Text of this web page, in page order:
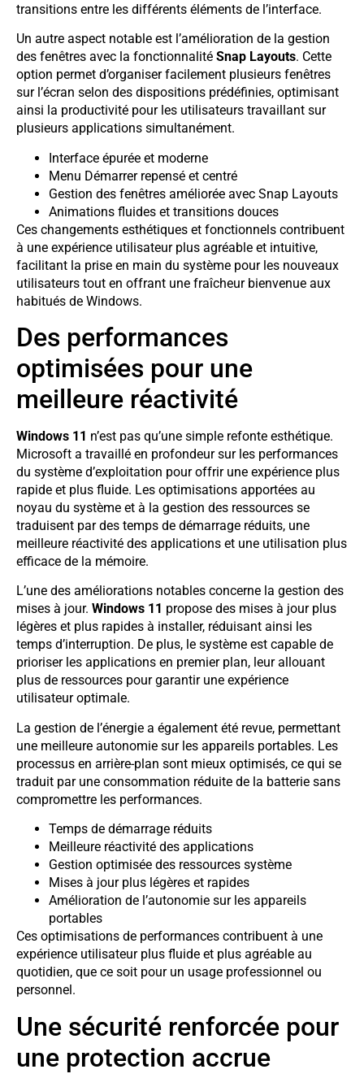
transitions entre les différents éléments de l’interface.
Un autre aspect notable est l’amélioration de la gestion
des fenêtres avec la fonctionnalité Snap Layouts. Cette
option permet d’organiser facilement plusieurs fenêtres
sur l’écran selon des dispositions prédéfinies, optimisant
ainsi la productivité pour les utilisateurs travaillant sur
plusieurs applications simultanément.
Interface épurée et moderne
Menu Démarrer repensé et centré
Gestion des fenêtres améliorée avec Snap Layouts
Animations fluides et transitions douces
Ces changements esthétiques et fonctionnels contribuent
à une expérience utilisateur plus agréable et intuitive,
facilitant la prise en main du système pour les nouveaux
utilisateurs tout en offrant une fraîcheur bienvenue aux
habitués de Windows.
Des performances
optimisées pour une
meilleure réactivité
Windows 11 n’est pas qu’une simple refonte esthétique.
Microsoft a travaillé en profondeur sur les performances
du système d’exploitation pour offrir une expérience plus
rapide et plus fluide. Les optimisations apportées au
noyau du système et à la gestion des ressources se
traduisent par des temps de démarrage réduits, une
meilleure réactivité des applications et une utilisation plus
efficace de la mémoire.
L’une des améliorations notables concerne la gestion des
mises à jour. Windows 11 propose des mises à jour plus
légères et plus rapides à installer, réduisant ainsi les
temps d’interruption. De plus, le système est capable de
prioriser les applications en premier plan, leur allouant
plus de ressources pour garantir une expérience
utilisateur optimale.
La gestion de l’énergie a également été revue, permettant
une meilleure autonomie sur les appareils portables. Les
processus en arrière-plan sont mieux optimisés, ce qui se
traduit par une consommation réduite de la batterie sans
compromettre les performances.
Temps de démarrage réduits
Meilleure réactivité des applications
Gestion optimisée des ressources système
Mises à jour plus légères et rapides
Amélioration de l’autonomie sur les appareils
portables
Ces optimisations de performances contribuent à une
expérience utilisateur plus fluide et plus agréable au
quotidien, que ce soit pour un usage professionnel ou
personnel.
Une sécurité renforcée pour
une protection accrue